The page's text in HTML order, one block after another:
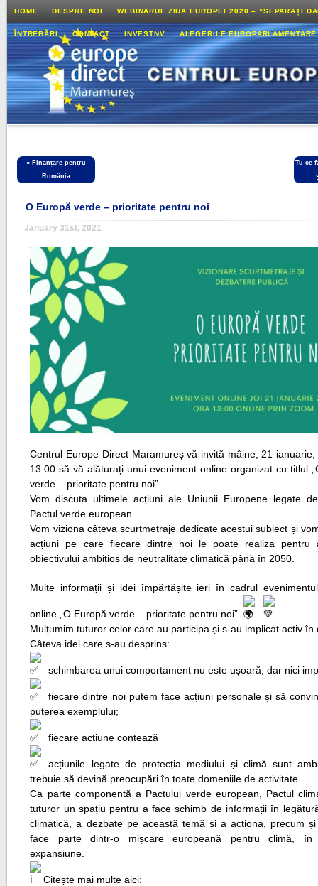
HOME DESPRE NOI WEBINARUL ZIUA EUROPEI 2020 – ”SEPARAȚI
ÎNTREBĂRI CONTACT INVESTNV ALEGERILE
« Finanțare pentru
România
Tu ce
O Europă verde – prioritate pentru noi
January 31st, 2021
Centrul Europe Direct Maramureș vă invită mâine, 21
13:00 să vă alăturați unui eveniment online organizat cu titlul
verde – prioritate pentru noi”.
Vom discuta ultimele acțiuni ale Uniunii Europene legate
Pactul verde european.
Vom viziona câteva scurtmetraje dedicate acestui subiect și
acțiuni pe care fiecare dintre noi le poate realiza pentru
obiectivului ambițios de neutralitate climatică până în 2050.
Multe informații și idei împărtășite ieri în cadrul
online „O Europă verde – prioritate pentru noi”.
Mulțumim tuturor celor care au participa și s-au implicat activ în
Câteva idei care s-au desprins:
schimbarea unui comportament nu este ușoară, dar nici
fiecare dintre noi putem face acțiuni personale și să
puterea exemplului;
fiecare acțiune contează
acțiunile legate de protecția mediului și climă sunt
trebuie să devină preocupări în toate domeniile de activitate.
Ca parte componentă a Pactului verde european, Pactul
tuturor un spațiu pentru a face schimb de informații în
climatică, a dezbate pe această temă și a acționa, precum
face parte dintr-o mișcare europeană pentru climă, în
expansiune.
Citește mai multe aici: